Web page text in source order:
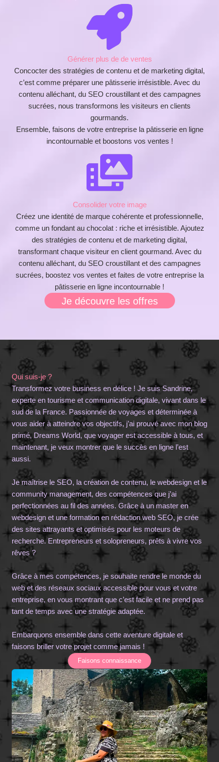
Générer plus de de ventes
Concocter des stratégies de contenu et de marketing digital,
c’est comme préparer une pâtisserie irrésistible. Avec du
contenu alléchant, du SEO croustillant et des campagnes
sucrées, nous transformons les visiteurs en clients
gourmands.
Ensemble, faisons de votre entreprise la pâtisserie en ligne
incontournable et boostons vos ventes !
Consolider votre image
Créez une identité de marque cohérente et professionnelle,
comme un fondant au chocolat : riche et irrésistible. Ajoutez
des stratégies de contenu et de marketing digital,
transformant chaque visiteur en client gourmand. Avec du
contenu alléchant, du SEO croustillant et des campagnes
sucrées, boostez vos ventes et faites de votre entreprise la
pâtisserie en ligne incontournable !
Je découvre les offres
Qui suis-je ?
Transformez votre business en délice ! Je suis Sandrine,
experte en tourisme et communication digitale, vivant dans le
sud de la France. Passionnée de voyages et déterminée à
vous aider à atteindre vos objectifs, j’ai prouvé avec mon blog
primé, Dreams World, que voyager est accessible à tous, et
maintenant, je veux montrer que le succès en ligne l’est
aussi.
Je maîtrise le SEO, la création de contenu, le webdesign et le
community management, des compétences que j’ai
perfectionnées au fil des années. Grâce à un master en
webdesign et une formation en rédaction web SEO, je crée
des sites attrayants et optimisés pour les moteurs de
recherche. Entrepreneurs et solopreneurs, prêts à vivre vos
rêves ?
Grâce à mes compétences, je souhaite rendre le monde du
web et des réseaux sociaux accessible pour vous et votre
entreprise, en vous montrant que c’est facile et ne prend pas
tant de temps avec une stratégie adaptée.
Embarquons ensemble dans cette aventure digitale et
faisons briller votre projet comme jamais !
Faisons connaissance